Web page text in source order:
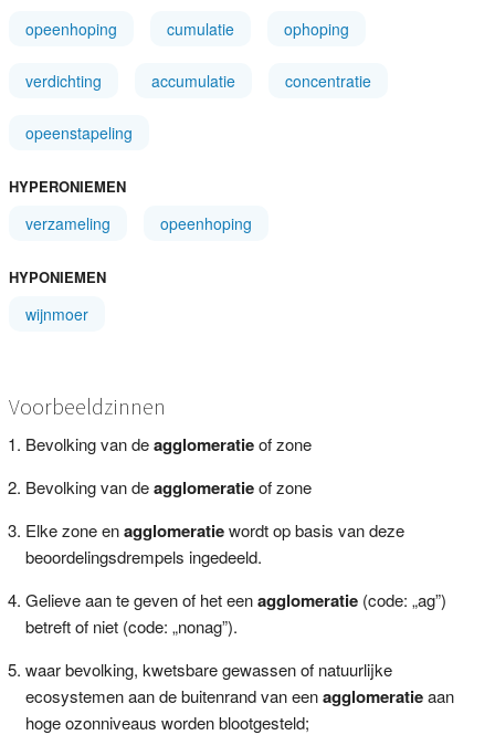
opeenhoping cumulatie ophoping
verdichting accumulatie concentratie
opeenstapeling
HYPERONIEMEN
verzameling opeenhoping
HYPONIEMEN
wijnmoer
Voorbeeldzinnen
Bevolking van deagglomeratieof zone
Bevolking van deagglomeratieof zone
Elke zone enagglomeratiewordt op basis van deze
beoordelingsdrempels ingedeeld.
Gelieve aan te geven of het eenagglomeratie(code: „ag”)
betreft of niet (code: „nonag”).
waar bevolking, kwetsbare gewassen of natuurlijke
ecosystemen aan de buitenrand van eenagglomeratieaan
hoge ozonniveaus worden blootgesteld;